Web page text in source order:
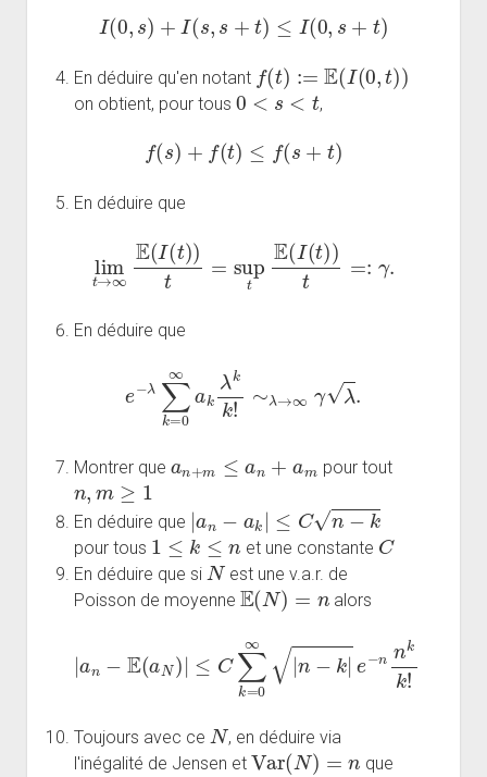
I( 0 s)+I s, + t)≤ I(0 ,s+ )
En déduire qu'en notant
(t):= (0,t))
on obtient, pour tous
0<s<t
,
f s +f(t ≤f s+t
En déduire que
t→∞E( suptE(I(t))
En déduire que
k=0 akλ
Montrer que
≤a
pour tout
n,m≥1
En déduire que
| ≤ n −k
pour tous
1≤k≤n
et une constante
C
En déduire que si
N
est une v.a.r. de
Poisson de moyenne
E(N)= n
alors
=0∞ n−k|e−n
Toujours avec ce
N
, en déduire via
l'inégalité de Jensen et
Var(N)= n
que